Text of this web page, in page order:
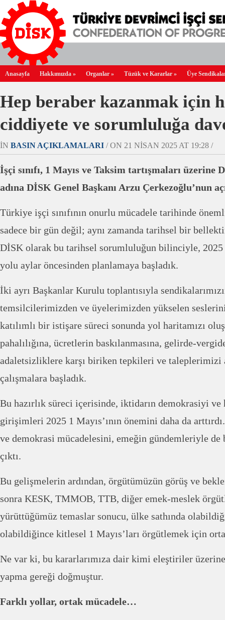
Anasayfa Hakkımızda » Organlar » Tüzük ve Kararlar » Üye
Hep beraber kazanmak için
ciddiyete ve sorumluluğa
IN BASIN AÇIKLAMALARI / ON 21 NISAN 2025 AT 19:28 /
İşçi sınıfı, 1 Mayıs ve Taksim tartışmaları
adına DİSK Genel Başkanı Arzu Çerkezoğlu’nun
Türkiye işçi sınıfının onurlu mücadele tarihinde
sadece bir gün değil; aynı zamanda tarihsel bir
DİSK olarak bu tarihsel sorumluluğun bilinciyle, 2025
yolu aylar öncesinden planlamaya başladık.
İki ayrı Başkanlar Kurulu toplantısıyla
temsilcilerimizden ve üyelerimizden yükselen
katılımlı bir istişare süreci sonunda yol haritamızı
pahalılığına, ücretlerin baskılanmasına, gelirde-
adaletsizliklere karşı biriken tepkileri ve taleplerimizi
çalışmalara başladık.
Bu hazırlık süreci içerisinde, iktidarın demokrasiyi
girişimleri 2025 1 Mayıs’ının önemini daha da
ve demokrasi mücadelesini, emeğin gündemleriyle de
çıktı.
Bu gelişmelerin ardından, örgütümüzün görüş ve
sonra KESK, TMMOB, TTB, diğer emek-meslek
yürüttüğümüz temaslar sonucu, ülke sathında
olabildiğince kitlesel 1 Mayıs’ları örgütlemek için
Ne var ki, bu kararlarımıza dair kimi eleştiriler
yapma gereği doğmuştur.
Farklı yollar, ortak mücadele…